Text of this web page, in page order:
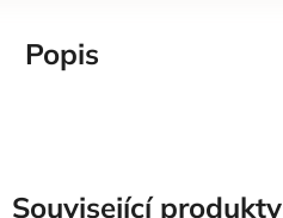
Popis
Související produkty